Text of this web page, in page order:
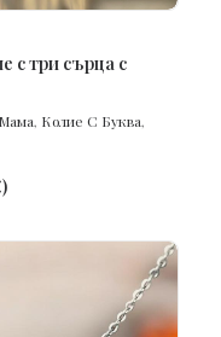
с три сърца с
, Колие С Буква,
)